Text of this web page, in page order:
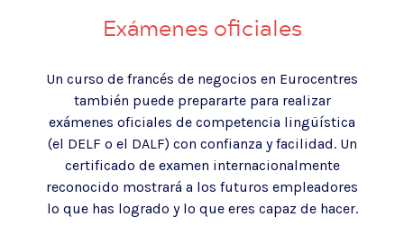
Exámenes oficiales
Un curso de francés de negocios en Eurocentres
también puede prepararte para realizar
exámenes oficiales de competencia lingüística
(el DELF o el DALF) con confianza y facilidad. Un
certificado de examen internacionalmente
reconocido mostrará a los futuros empleadores
lo que has logrado y lo que eres capaz de hacer.